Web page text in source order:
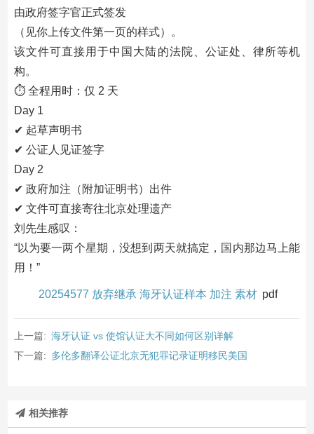
由政府签字官正式签发
（见你上传文件第一页的样式）。
该文件可直接用于中国大陆的法院、公证处、律所等机
构。
⏱ 全程用时：仅 2 天
Day 1
✔ 起草声明书
✔ 公证人见证签字
Day 2
✔ 政府加注（附加证明书）出件
✔ 文件可直接寄往北京处理遗产
刘先生感叹：
“以为要一两个星期，没想到两天就搞定，国内那边马上能
用！”
20254577 放弃继承 海牙认证样本 加注 素材 pdf
上一篇: 海牙认证 vs 使馆认证大不同如何区别详解
下一篇: 多伦多翻译公证北京无犯罪记录证明移民美国
相关推荐